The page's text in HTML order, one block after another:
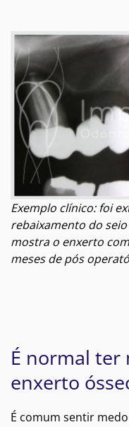
Exemplo clínico: foi
rebaixamento do
mostra o enxerto
meses de pós
É normal ter
enxerto
É comum sentir